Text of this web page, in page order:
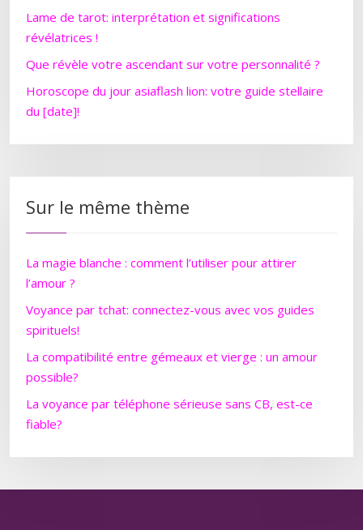
Lame de tarot: interprétation et significations
révélatrices !
Que révèle votre ascendant sur votre personnalité ?
Horoscope du jour asiaflash lion: votre guide stellaire
du [date]!
Sur le même thème
La magie blanche : comment l’utiliser pour attirer
l’amour ?
Voyance par tchat: connectez-vous avec vos guides
spirituels!
La compatibilité entre gémeaux et vierge : un amour
possible?
La voyance par téléphone sérieuse sans CB, est-ce
fiable?